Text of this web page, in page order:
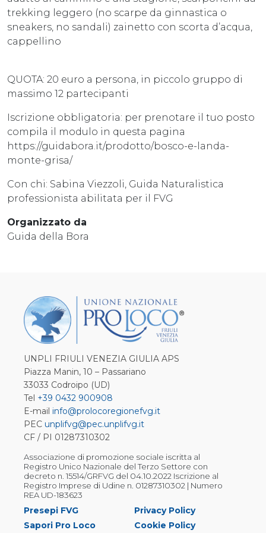
trekking leggero (no scarpe da ginnastica o
sneakers, no sandali) zainetto con scorta d’acqua,
cappellino
QUOTA: 20 euro a persona, in piccolo gruppo di
massimo 12 partecipanti
Iscrizione obbligatoria: per prenotare il tuo posto
compila il modulo in questa pagina
https://guidabora.it/prodotto/bosco-e-landa-
monte-grisa/
Con chi: Sabina Viezzoli, Guida Naturalistica
professionista abilitata per il FVG
Organizzato da
Guida della Bora
UNPLI FRIULI VENEZIA GIULIA APS
Piazza Manin, 10 – Passariano
33033 Codroipo (UD)
Tel +39 0432 900908
E-mail info@prolocoregionefvg.it
PEC unplifvg@pec.unplifvg.it
CF / PI 01287310302
Associazione di promozione sociale iscritta al
Registro Unico Nazionale del Terzo Settore con
decreto n. 15514/GRFVG del 04.10.2022 Iscrizione al
Registro Imprese di Udine n. 01287310302 | Numero
REA UD-183623
Presepi FVG
Sapori Pro Loco
Privacy Policy
Cookie Policy